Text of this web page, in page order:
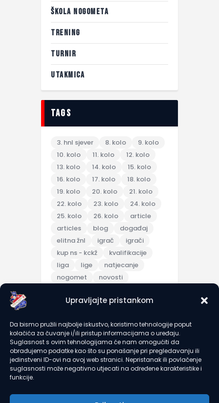
Upravljajte pristankom
Da bismo pružili najbolje iskustvo, koristimo tehnologije poput
kolačića za čuvanje i/ili pristup informacijama o uređaju.
Suglasnost s ovim tehnologijama će nam omogućiti da
obrađujemo podatke kao što su ponašanje pri pregledavanju ili
jedinstveni ID-ovi na ovoj web stranici. Nepristanak ili povlačenje
suglasnosti može negativno utjecati na određene karakteristike i
funkcije.
ŠKOLA NOGOMETA
TRENING
TURNIR
UTAKMICA
tags
3. hnl sjever 8. kolo
9. kolo
10. kolo
11. kolo
12. kolo
13. kolo
14. kolo
15. kolo
16. kolo
17. kolo
18. kolo
19. kolo
20. kolo
21. kolo
22. kolo
23. kolo
24. kolo
25. kolo
26. kolo
article
articles
blog
događaj
elitna žnl
igrač
igrači
kup ns - kckž
kvalifikacije
liga
lige
natjecanje
nogomet
novosti
pripremna utakmica
scores
trening
turnir u7
u9
utakmica
članarine